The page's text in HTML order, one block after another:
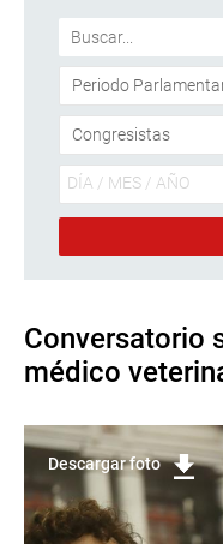
Conversatorio
médico
Descargar foto